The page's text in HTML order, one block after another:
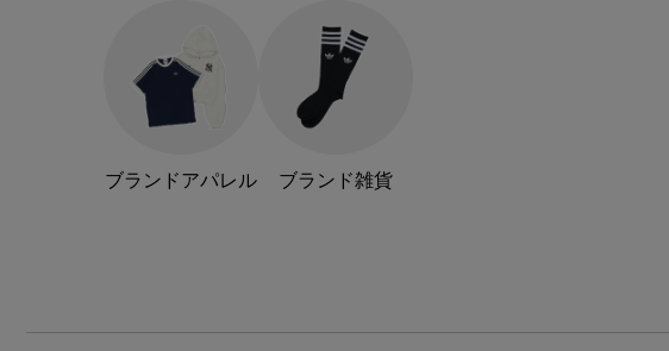
ブランドアパレル ブランド雑貨